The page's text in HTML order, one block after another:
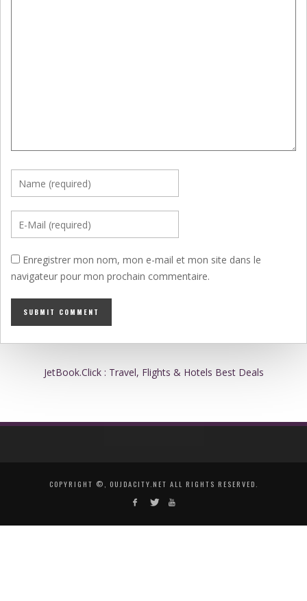
Enregistrer mon nom, mon e-mail et mon site dans le
navigateur pour mon prochain commentaire.
JetBook.Click : Travel, Flights & Hotels Best Deals
COPYRIGHT ©, OUJDACITY.NET ALL RIGHTS RESERVED.